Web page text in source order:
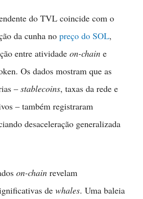
do TVL coincide com o
da cunha no preço do SOL,
entre atividade on-chain e
Os dados mostram que as
– stablecoins, taxas da rede e
– também registraram
desaceleração generalizada
on-chain revelam
de whales. Uma baleia